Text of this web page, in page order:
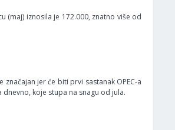
(maj) iznosila je 172.000, znatno više od
značajan jer će biti prvi sastanak OPEC-a
koje stupa na snagu od jula.